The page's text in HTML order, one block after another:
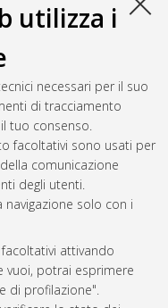
utilizza i
necessari per il suo
di tracciamento
tuo consenso.
facoltativi sono usati per
comunicazione
degli utenti.
solo con i
attivando
vuoi, potrai esprimere
di profilazione".
Framework for Digital
thesis], Alma
Dottorato di ricerca in
amsdottorato/6515.
Sat Aug 8 20:31:36 2026